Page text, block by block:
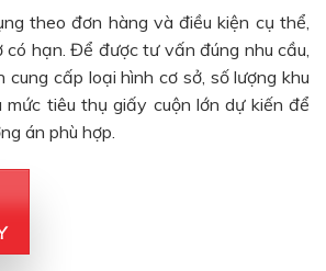
theo đơn hàng và điều kiện cụ thể,
hạn. Để được tư vấn đúng nhu cầu,
cung cấp loại hình cơ sở, số lượng khu
tiêu thụ giấy cuộn lớn dự kiến để
án phù hợp.